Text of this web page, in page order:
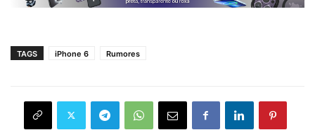
TAGS iPhone 6 Rumores